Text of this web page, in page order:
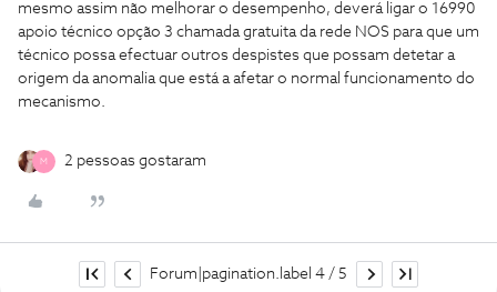
mesmo assim não melhorar o desempenho, deverá ligar o 16990
apoio técnico opção 3 chamada gratuita da rede NOS para que um
técnico possa efectuar outros despistes que possam detetar a
origem da anomalia que está a afetar o normal funcionamento do
mecanismo.
M 2 pessoas gostaram
Forum|pagination.label 4 / 5